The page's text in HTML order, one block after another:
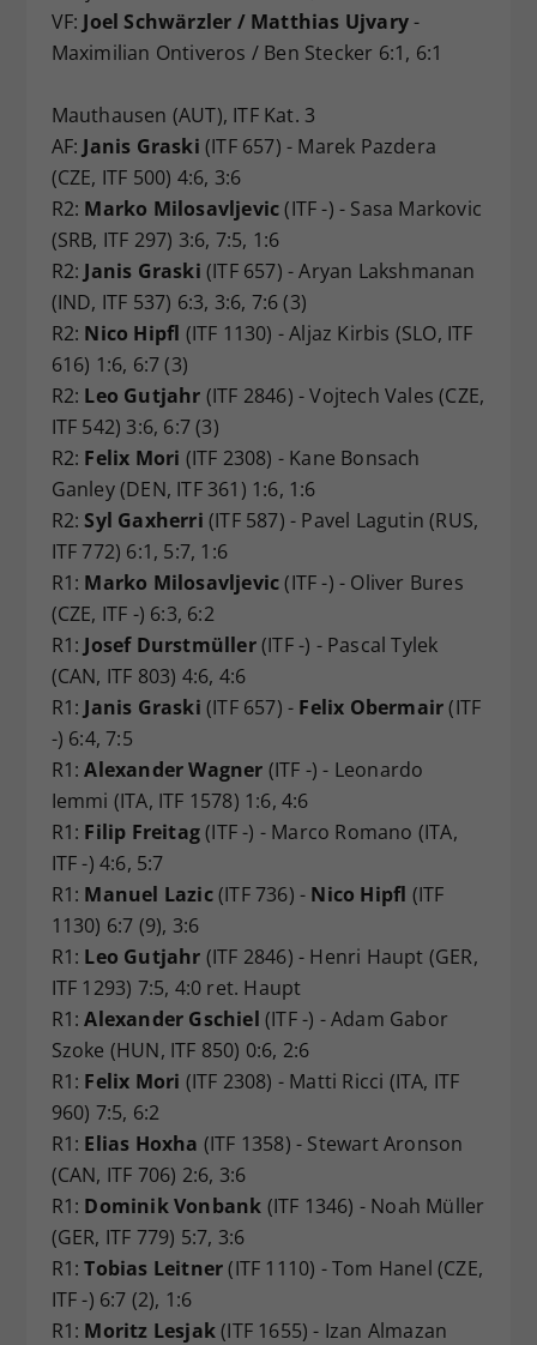
VF: Joel Schwärzler / Matthias Ujvary-
Maximilian Ontiveros / Ben Stecker 6:1, 6:1
Mauthausen (AUT), ITF Kat. 3
AF: Janis Graski (ITF 657) - Marek Pazdera
(CZE, ITF 500) 4:6, 3:6
R2: Marko Milosavljevic(ITF -) - Sasa Markovic
(SRB, ITF 297) 3:6, 7:5, 1:6
R2: Janis Graski (ITF 657) - Aryan Lakshmanan
(IND, ITF 537) 6:3, 3:6, 7:6 (3)
R2: Nico Hipfl (ITF 1130) - Aljaz Kirbis (SLO, ITF
616) 1:6, 6:7 (3)
R2: Leo Gutjahr (ITF 2846) - Vojtech Vales (CZE,
ITF 542) 3:6, 6:7 (3)
R2: Felix Mori (ITF 2308) - Kane Bonsach
Ganley (DEN, ITF 361) 1:6, 1:6
R2:Syl Gaxherri (ITF 587) - Pavel Lagutin (RUS,
ITF 772) 6:1, 5:7, 1:6
R1: Marko Milosavljevic(ITF -) - Oliver Bures
(CZE, ITF -) 6:3, 6:2
R1: Josef Durstmüller(ITF -) - Pascal Tylek
(CAN, ITF 803) 4:6, 4:6
R1: Janis Graski (ITF 657) - Felix Obermair(ITF
-) 6:4, 7:5
R1:Alexander Wagner (ITF -) - Leonardo
Iemmi (ITA, ITF 1578) 1:6, 4:6
R1: Filip Freitag(ITF -) - Marco Romano (ITA,
ITF -) 4:6, 5:7
R1: Manuel Lazic(ITF 736) - Nico Hipfl (ITF
1130) 6:7 (9), 3:6
R1: Leo Gutjahr (ITF 2846) - Henri Haupt (GER,
ITF 1293) 7:5, 4:0 ret. Haupt
R1:Alexander Gschiel (ITF -) - Adam Gabor
Szoke (HUN, ITF 850) 0:6, 2:6
R1: Felix Mori (ITF 2308) - Matti Ricci (ITA, ITF
960) 7:5, 6:2
R1: Elias Hoxha (ITF 1358) - Stewart Aronson
(CAN, ITF 706) 2:6, 3:6
R1: Dominik Vonbank (ITF 1346) - Noah Müller
(GER, ITF 779) 5:7, 3:6
R1:Tobias Leitner(ITF 1110) - Tom Hanel (CZE,
ITF -) 6:7 (2), 1:6
R1: Moritz Lesjak(ITF 1655) - Izan Almazan